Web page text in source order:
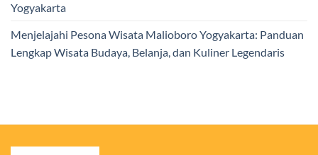
Yogyakarta
Menjelajahi Pesona Wisata Malioboro Yogyakarta: Panduan
Lengkap Wisata Budaya, Belanja, dan Kuliner Legendaris